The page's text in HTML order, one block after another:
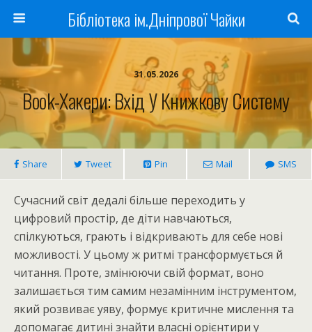
Бібліотека ім.Дніпрової Чайки
31.05.2026
Book-Хакери: Вхід У Книжкову Систему
Share Tweet Pin Mail SMS
Сучасний світ дедалі більше переходить у
цифровий простір, де діти навчаються,
спілкуються, грають і відкривають для себе нові
можливості. У цьому ж ритмі трансформується й
читання. Проте, змінюючи свій формат, воно
залишається тим самим незамінним інструментом,
який розвиває уяву, формує критичне мислення та
допомагає дитині знайти власні орієнтири у